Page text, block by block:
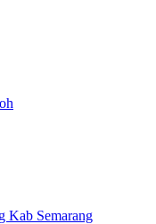
Kab Semarang